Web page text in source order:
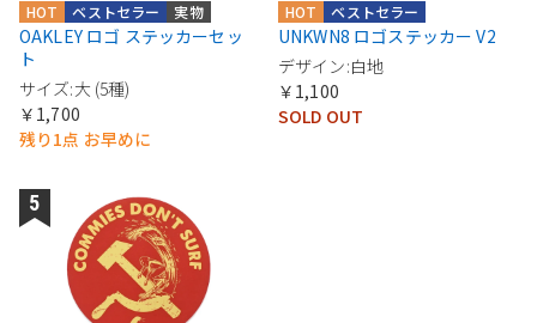
実物
ベストセラー
HOT
OAKLEY ロゴ ステッカーセッ
ト
サイズ:大 (5種)
￥1,700
残り1点 お早めに
ベストセラー
HOT
UNKWN8 ロゴステッカー V2
デザイン:白地
￥1,100
SOLD OUT